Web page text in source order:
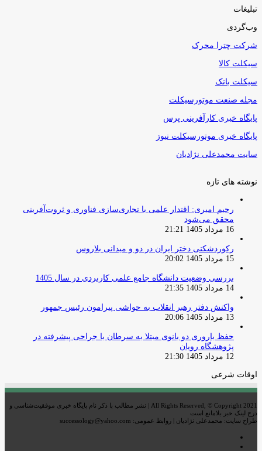
تبلیغات
وب‌گردی
شرکت چترا محرک
سیکلت کالا
سیکلت بانک
مجله صنعت موتورسیکلت
پایگاه خبری کارآفرینی پرس
پایگاه خبری موتورسیکلت نیوز
سایت محمدعلی نژادیان
نوشته های تازه
رحیم امیری: اقتدار علمی با تجاری‌سازی فناوری و ثروت‌آفرینی
محقق می‌شود
16 مرداد 1405 21:21
رکوردشکنی دختر ایران در دو و میدانی بلاروس
15 مرداد 1405 20:02
بررسی وضعیت دانشگاه جامع علمی کاربردی در سال 1405
14 مرداد 1405 21:35
واکنش دفتر رهبر انقلاب به حواشی پیرامون رئیس جمهور
13 مرداد 1405 20:06
حفظ باروری دو بانوی مبتلا به سرطان با جراحی پیشرفته در
پژوهشگاه رویان
12 مرداد 1405 21:30
اوقات شرعی
All Rights Reserved, © Copyright 2021 | نشر مطالب با ذکر نام پایگاه خبری موفقیت‌شناسی و
درج لینک خبر بلامانع است
طراح سایت: محمدعلی نژادیان | روابط عمومی: successology@yahoo.com